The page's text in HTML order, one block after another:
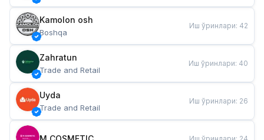
Kamolon osh
Boshqa
Иш ўринлари: 42
Zahratun
Trade and Retail
Иш ўринлари: 40
Uyda
Trade and Retail
Иш ўринлари: 26